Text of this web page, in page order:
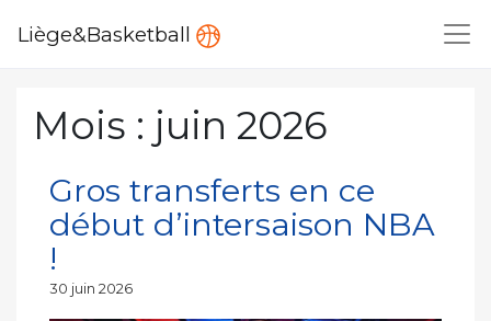
Liège&Basketball
Mois : juin 2026
Gros transferts en ce
début d’intersaison NBA
!
Publié
30 juin 2026